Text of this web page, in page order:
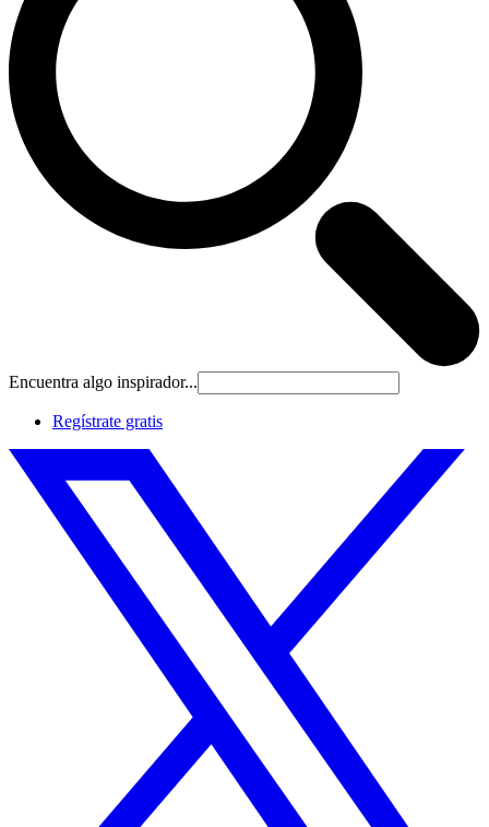
Encuentra algo inspirador...
Regístrate gratis